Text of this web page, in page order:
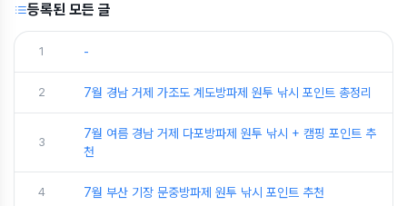
등록된 모든 글
1 -
2 7월 경남 거제 가조도 계도방파제 원투 낚시 포인트 총정리
3
7월 여름 경남 거제 다포방파제 원투 낚시 + 캠핑 포인트 추
천
4 7월 부산 기장 문중방파제 원투 낚시 포인트 추천